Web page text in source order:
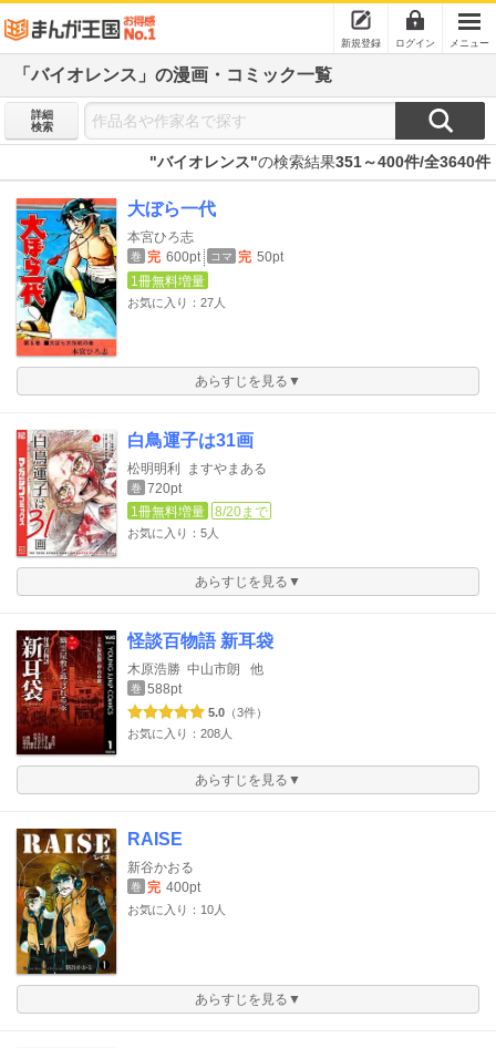
新規登録 ログイン メニュー
「バイオレンス」の漫画・コミック一覧
詳細
検索
"バイオレンス"の検索結果351～400件/全3640件
大ぼら一代
本宮ひろ志
巻 完 600pt コマ 完 50pt
1冊無料増量
お気に入り：27人
あらすじを見る▼
白鳥運子は31画
松明明利 ますやまある
巻 720pt
1冊無料増量
8/20まで
お気に入り：5人
あらすじを見る▼
怪談百物語 新耳袋
木原浩勝 中山市朗 他
巻 588pt
5.0 （3件）
お気に入り：208人
あらすじを見る▼
RAISE
新谷かおる
巻 完 400pt
お気に入り：10人
あらすじを見る▼